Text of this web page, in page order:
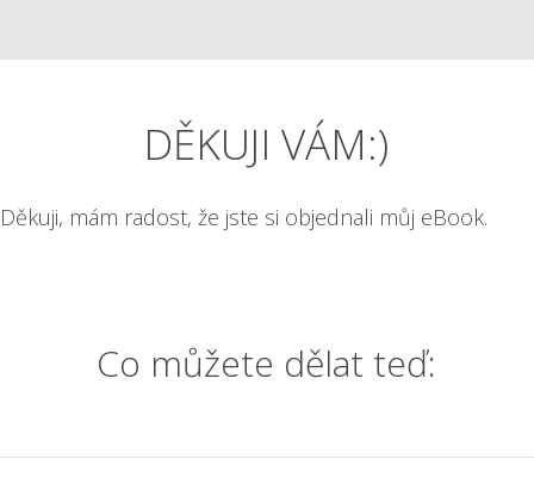
DĚKUJI VÁM:)
Děkuji, mám radost, že jste si objednali můj eBook.
Co můžete dělat teď: